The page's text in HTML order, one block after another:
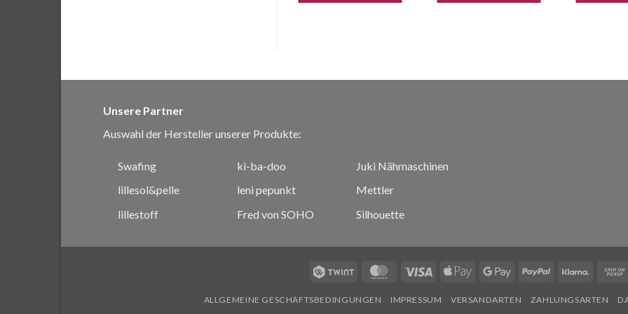
Unsere Partner
Auswahl der Hersteller unserer Produkte:
Swafing
lillesol&pelle
lillestoff
ki-ba-doo
leni pepunkt
Fred von SOHO
Juki Nähmaschinen
Mettler
Silhouette
Twint MasterCard
Visa
Apple
Google PayPal Klarna
ALLGEMEINE GESCHÄFTSBEDINGUNGEN IMPRESSUM VERSANDARTEN ZAHLUNGSARTEN